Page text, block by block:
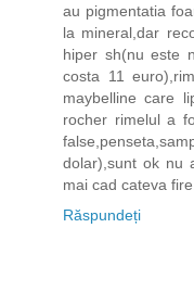
au pigmentatia
la mineral,dar
hiper sh(nu este
costa 11
maybelline care
rocher rimelul a
dolar),sunt ok nu
mai cad cateva fire.
Răspundeți